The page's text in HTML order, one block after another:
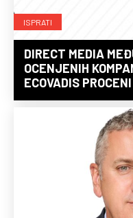
ISPRATI
DIRECT MEDIA
OCENJENIH
ECOVADIS